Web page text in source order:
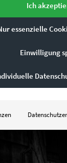
Ich
essenzielle
Einwilligung